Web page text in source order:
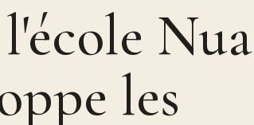
les